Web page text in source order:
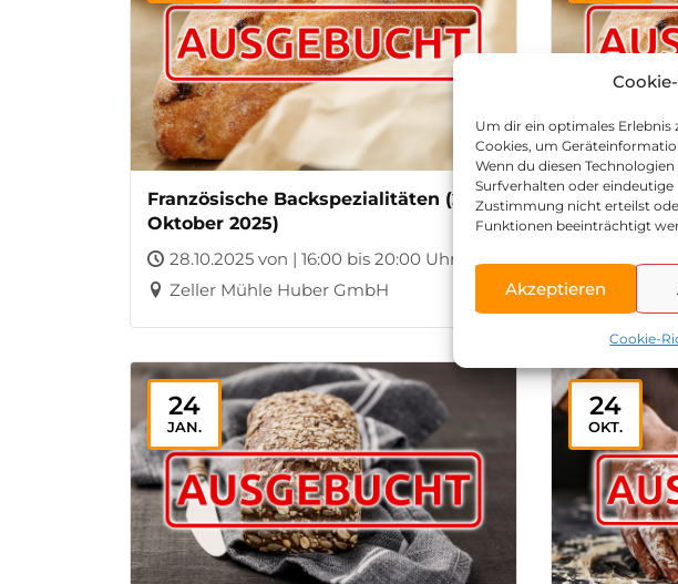
Um dir ein optimales
Cookies, um
Wenn du diesen
Surfverhalten oder eindeutige
Zustimmung nicht erteilst
Funktionen beeinträchtigt
Akzeptieren
Cookie-
Französische Backspezialitäten (28.
Oktober 2025)
28.10.2025 von | 16:00 bis 20:00 Uhr
Zeller Mühle Huber GmbH
März 2026)
Zeller
24
JAN.
24
OKT.